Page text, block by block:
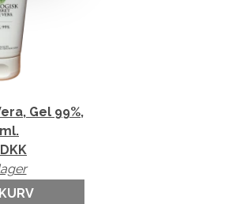
Gel 99%,
DKK